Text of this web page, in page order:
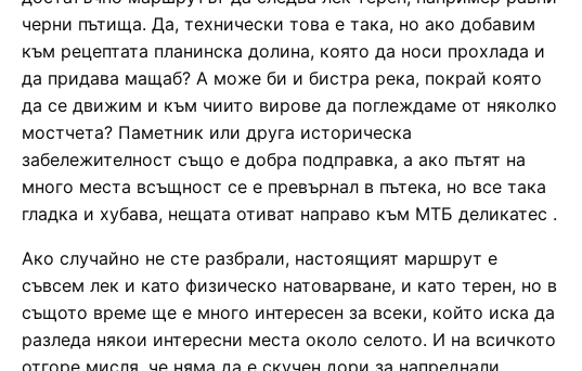
черни пътища. Да, технически това е така, но ако добавим
към рецептата планинска долина, която да носи прохлада и
да придава мащаб? А може би и бистра река, покрай която
да се движим и към чиито вирове да поглеждаме от няколко
мостчета? Паметник или друга историческа
забележителност също е добра подправка, а ако пътят на
много места всъщност се е превърнал в пътека, но все така
гладка и хубава, нещата отиват направо към МТБ деликатес .
Ако случайно не сте разбрали, настоящият маршрут е
съвсем лек и като физическо натоварване, и като терен, но в
същото време ще е много интересен за всеки, който иска да
разледа някои интересни места около селото. И на всичкото
отгоре мисля, че няма да е скучен дори за напреднали